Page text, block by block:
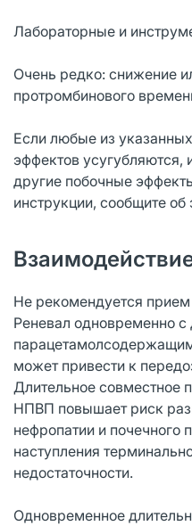
Лабораторные и
Очень редко: снижение
протромбинового
Если любые из
эффектов
другие побочные
инструкции, сообщите об
Не рекомендуется
Реневал одновременно с
может привести к
Длительное совместное
НПВП повышает риск
нефропатии и почечного
наступления
недостаточности.
Одновременное